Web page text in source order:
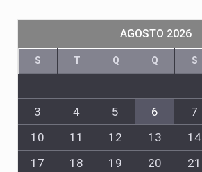
AGOSTO 2026
S T Q Q S
3
4 5 6 7
10
11 12 13 14
17
18 19 20 21